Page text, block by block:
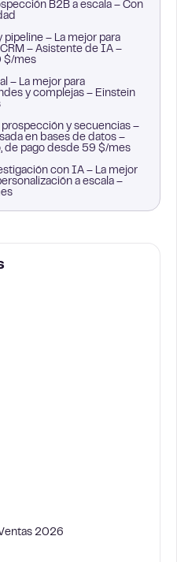
B2B a escala – Con
pipeline – La mejor para
– Asistente de IA –
$/mes
– La mejor para
y complejas – Einstein
y secuencias –
en bases de datos –
de pago desde 59 $/mes
con IA – La mejor
a escala –
2026